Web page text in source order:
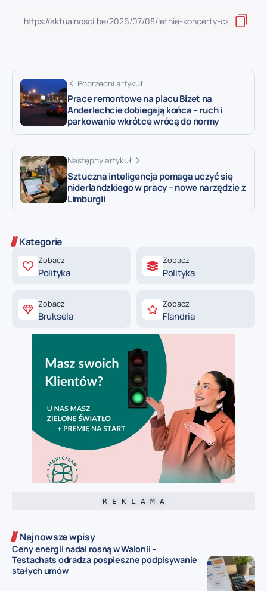
Poprzedni artykuł
Prace remontowe na placu Bizet na
Anderlechcie dobiegają końca – ruch i
parkowanie wkrótce wrócą do normy
Następny artykuł
Sztuczna inteligencja pomaga uczyć się
niderlandzkiego w pracy – nowe narzędzie z
Limburgii
Kategorie
Zobacz
Polityka
Zobacz
Polityka
Zobacz
Bruksela
Zobacz
Flandria
R E K L A M A
Najnowsze wpisy
Ceny energii nadal rosną w Walonii –
Testachats odradza pospieszne podpisywanie
stałych umów